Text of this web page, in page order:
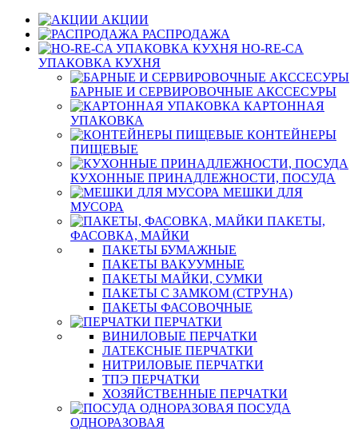
АКЦИИ
РАСПРОДАЖА
HO-RE-CA
УПАКОВКА КУХНЯ
БАРНЫЕ И СЕРВИРОВОЧНЫЕ АКССЕСУРЫ
КАРТОННАЯ
УПАКОВКА
КОНТЕЙНЕРЫ
ПИЩЕВЫЕ
КУХОННЫЕ ПРИНАДЛЕЖНОСТИ, ПОСУДА
МЕШКИ ДЛЯ
МУСОРА
ПАКЕТЫ,
ФАСОВКА, МАЙКИ
ПАКЕТЫ БУМАЖНЫЕ
ПАКЕТЫ ВАКУУМНЫЕ
ПАКЕТЫ МАЙКИ, СУМКИ
ПАКЕТЫ С ЗАМКОМ (СТРУНА)
ПАКЕТЫ ФАСОВОЧНЫЕ
ПЕРЧАТКИ
ВИНИЛОВЫЕ ПЕРЧАТКИ
ЛАТЕКСНЫЕ ПЕРЧАТКИ
НИТРИЛОВЫЕ ПЕРЧАТКИ
ТПЭ ПЕРЧАТКИ
ХОЗЯЙСТВЕННЫЕ ПЕРЧАТКИ
ПОСУДА
ОДНОРАЗОВАЯ